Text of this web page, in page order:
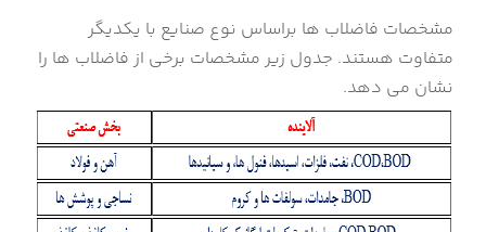
مشخصات فاضلاب ها براساس نوع صنایع با یکدیگر
متفاوت هستند. جدول زیر مشخصات برخی از فاضلاب ها را
نشان می دهد.